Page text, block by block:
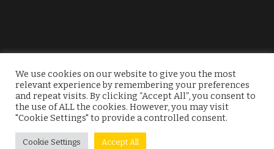
Copyright Citizens for Democracy.
We use cookies on our website to give you the most
relevant experience by remembering your preferences
and repeat visits. By clicking “Accept All”, you consent to
the use of ALL the cookies. However, you may visit
"Cookie Settings" to provide a controlled consent.
Cookie Settings Accept All